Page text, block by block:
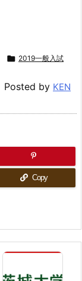
 2019一般入試
Posted by KEN
Copy